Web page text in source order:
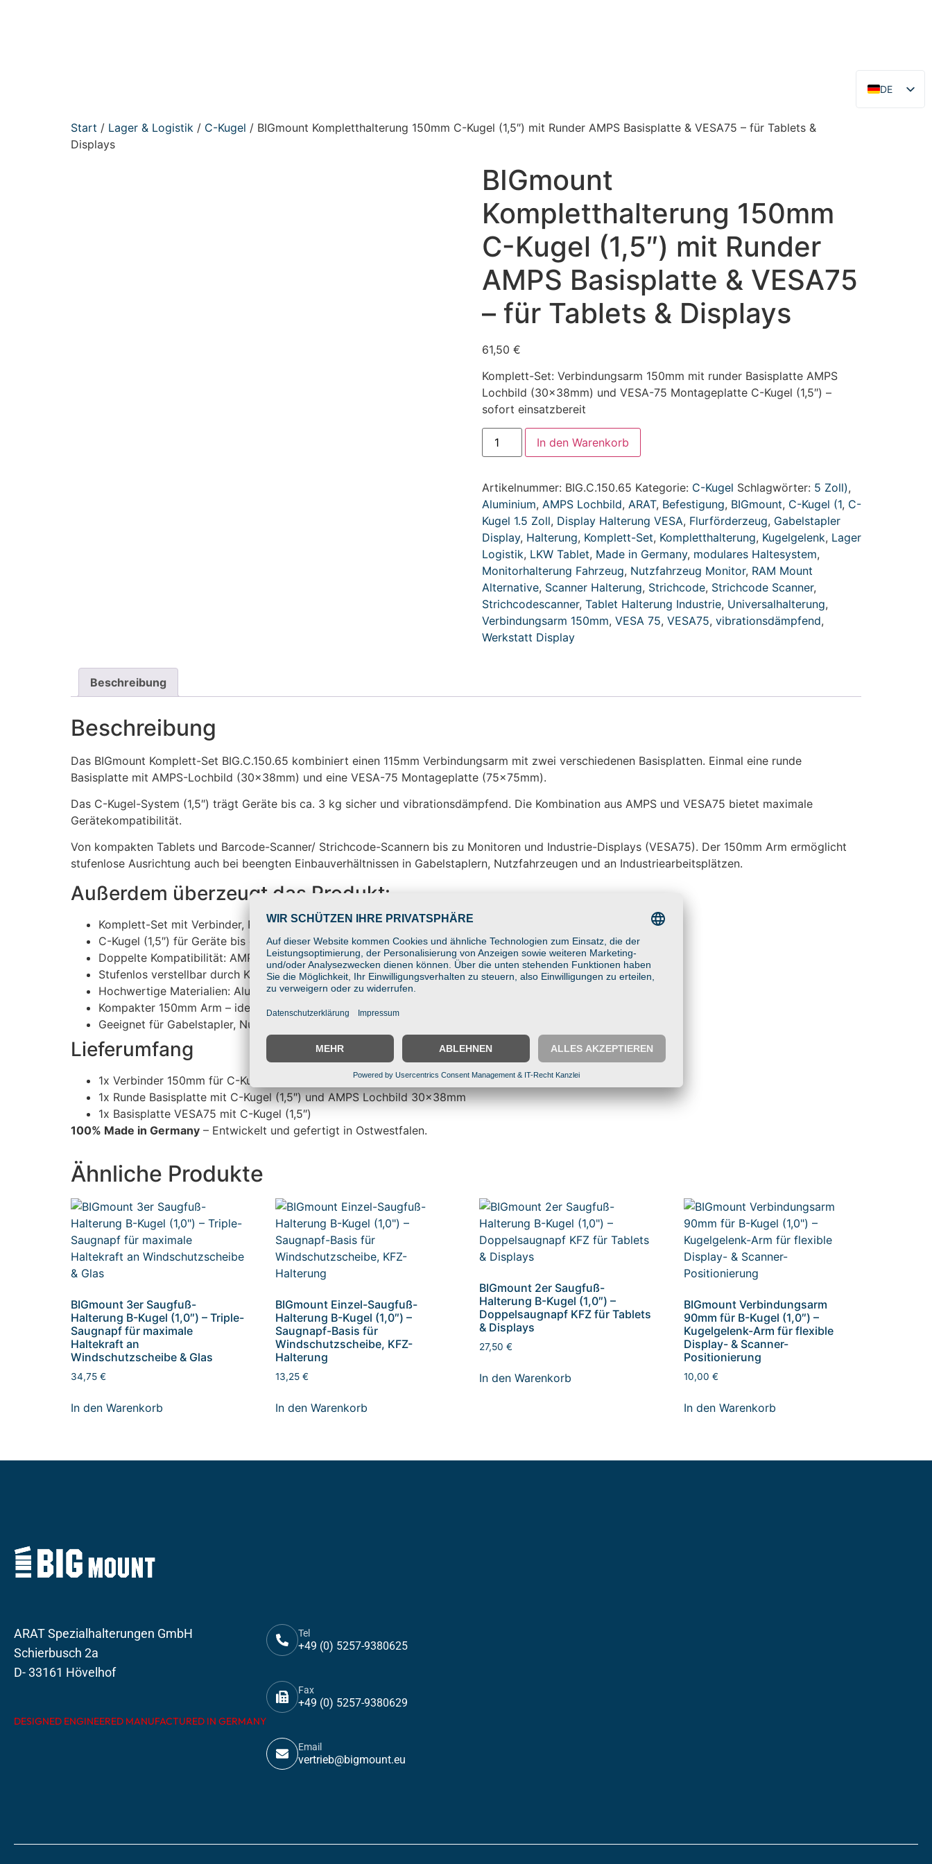
DE
EN
Start / Lager & Logistik / C-Kugel / BIGmount Kompletthalterung 150mm C-Kugel (1,5″) mit Runder AMPS Basisplatte & VESA75 – für Tablets &
Displays
BIGmount
Kompletthalterung 150mm
C-Kugel (1,5″) mit Runder
AMPS Basisplatte & VESA75
– für Tablets & Displays
61,50 €
Komplett-Set: Verbindungsarm 150mm mit runder Basisplatte AMPS
Lochbild (30x38mm) und VESA-75 Montageplatte C-Kugel (1,5″) –
sofort einsatzbereit
In den Warenkorb
Artikelnummer: BIG.C.150.65 Kategorie: C-Kugel Schlagwörter: 5 Zoll),
Aluminium, AMPS Lochbild, ARAT, Befestigung, BIGmount, C-Kugel (1, C-
Kugel 1.5 Zoll, Display Halterung VESA, Flurförderzeug, Gabelstapler
Display, Halterung, Komplett-Set, Kompletthalterung, Kugelgelenk, Lager
Logistik, LKW Tablet, Made in Germany, modulares Haltesystem,
Monitorhalterung Fahrzeug, Nutzfahrzeug Monitor, RAM Mount
Alternative, Scanner Halterung, Strichcode, Strichcode Scanner,
Strichcodescanner, Tablet Halterung Industrie, Universalhalterung,
Verbindungsarm 150mm, VESA 75, VESA75, vibrationsdämpfend,
Werkstatt Display
Beschreibung
Beschreibung
Das BIGmount Komplett-Set BIG.C.150.65 kombiniert einen 115mm Verbindungsarm mit zwei verschiedenen Basisplatten. Einmal eine runde
Basisplatte mit AMPS-Lochbild (30x38mm) und eine VESA-75 Montageplatte (75x75mm).
Das C-Kugel-System (1,5″) trägt Geräte bis ca. 3 kg sicher und vibrationsdämpfend. Die Kombination aus AMPS und VESA75 bietet maximale
Gerätekompatibilität.
Von kompakten Tablets und Barcode-Scanner/ Strichcode-Scannern bis zu Monitoren und Industrie-Displays (VESA75). Der 150mm Arm ermöglicht
stufenlose Ausrichtung auch bei beengten Einbauverhältnissen in Gabelstaplern, Nutzfahrzeugen und an Industriearbeitsplätzen.
Außerdem überzeugt das Produkt:
Komplett-Set mit Verbinder, Runder AMPS-Basisplatte und VESA-75 Platte
C-Kugel (1,5″) für Geräte bis ca. 3 kg
Doppelte Kompatibilität: AMPS 30x38mm + VESA 75x75mm Lochbild
Stufenlos verstellbar durch Kugelgelenk-Technik
Hochwertige Materialien: Aluminium & glasfaserverstärkter Kunststoff
Kompakter 150mm Arm – ideal für enge Einbausituationen
Geeignet für Gabelstapler, Nutzfahrzeuge, Industrie & Lager
Lieferumfang
1x Verbinder 150mm für C-Kugel (1,5″)
1x Runde Basisplatte mit C-Kugel (1,5″) und AMPS Lochbild 30x38mm
1x Basisplatte VESA75 mit C-Kugel (1,5″)
100% Made in Germany – Entwickelt und gefertigt in Ostwestfalen.
Ähnliche Produkte
BIGmount 3er Saugfuß-
Halterung B-Kugel (1,0″) – Triple-
Saugnapf für maximale
Haltekraft an
Windschutzscheibe & Glas
34,75 €
In den Warenkorb
BIGmount Einzel-Saugfuß-
Halterung B-Kugel (1,0″) –
Saugnapf-Basis für
Windschutzscheibe, KFZ-
Halterung
13,25 €
In den Warenkorb
BIGmount 2er Saugfuß-
Halterung B-Kugel (1,0″) –
Doppelsaugnapf KFZ für Tablets
& Displays
27,50€
In den Warenkorb
BIGmount Verbindungsarm
90mm für B-Kugel (1,0″) –
Kugelgelenk-Arm für flexible
Display- & Scanner-
Positionierung
10,00€
In den Warenkorb
ARAT Spezialhalterungen GmbH
Schierbusch 2a
D- 33161 Hövelhof
DESIGNED ENGINEERED MANUFACTURED IN GERMANY
Tel
+49 (0) 5257-9380625
Fax
+49 (0) 5257-9380629
Email
vertrieb@bigmount.eu